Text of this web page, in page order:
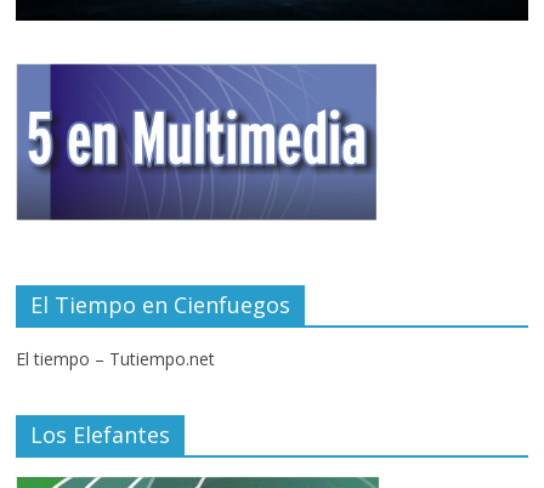
El Tiempo en Cienfuegos
El tiempo – Tutiempo.net
Los Elefantes